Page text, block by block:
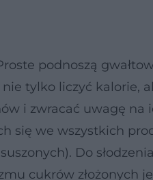
podnoszą
tylko liczyć kalorie,
i zwracać uwagę na
się we wszystkich
Do
cukrów złożonych